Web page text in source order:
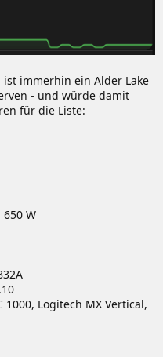
immerhin ein Alder Lake
- und würde damit
für die Liste:
650 W
Logitech MX Vertical,